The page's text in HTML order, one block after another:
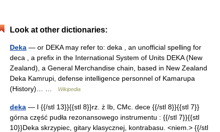
Look at other dictionaries:
Deka — or DEKA may refer to: deka , an unofficial spelling for
deca , a prefix in the International System of Units DEKA (New
Zealand), a General Merchandise chain, based in New Zealand
Deka Kamrupi, defense intelligence personnel of Kamarupa
(History)… …
Wikipedia
deka — I {{/stl 13}}{{stl 8}}rz. ż Ib, CMc. dece {{/stl 8}}{{stl 7}}
górna część pudła rezonansowego instrumentu : {{/stl 7}}{{stl
10}}Deka skrzypiec, gitary klasycznej, kontrabasu. <niem.> {{/stl